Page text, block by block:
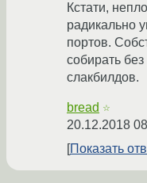
Кстати,
радикально
портов.
собирать
слакбилдов.
bread ☆
20.12.2018
Показать